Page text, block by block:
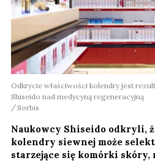
Odkrycie właściwości kolendry jest
Shiseido nad medycyną regeneracyjną
Sorbis
Naukowcy Shiseido odkryli,
kolendry siewnej może
starzejące się komórki skóry,